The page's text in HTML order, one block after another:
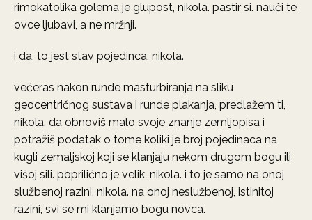
rimokatolika golema je glupost, nikola. pastir si. nauči te
ovce ljubavi, a ne mržnji.
i da, to jest stav pojedinca, nikola.
večeras nakon runde masturbiranja na sliku
geocentričnog sustava i runde plakanja, predlažem ti,
nikola, da obnoviš malo svoje znanje zemljopisa i
potražiš podatak o tome koliki je broj pojedinaca na
kugli zemaljskoj koji se klanjaju nekom drugom bogu ili
višoj sili. poprilično je velik, nikola. i to je samo na onoj
službenoj razini, nikola. na onoj neslužbenoj, istinitoj
razini, svi se mi klanjamo bogu novca.